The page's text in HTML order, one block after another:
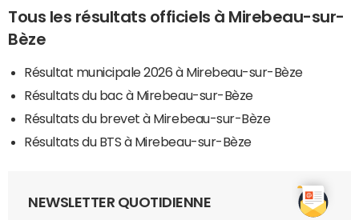
Tous les résultats officiels à Mirebeau-sur-
Bèze
Résultat municipale 2026 à Mirebeau-sur-Bèze
Résultats du bac à Mirebeau-sur-Bèze
Résultats du brevet à Mirebeau-sur-Bèze
Résultats du BTS à Mirebeau-sur-Bèze
NEWSLETTER QUOTIDIENNE